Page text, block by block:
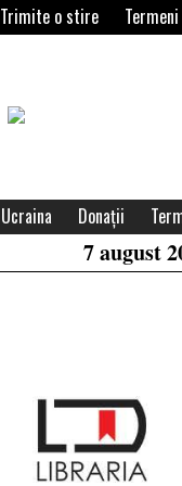
Trimite o stire
Header
Area
Ucraina Donații
7 august